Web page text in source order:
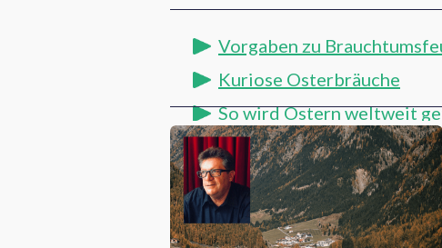
Vorgaben zu
Kuriose Osterbräuche
So wird Ostern weltweit
Empfehlungen für dich: